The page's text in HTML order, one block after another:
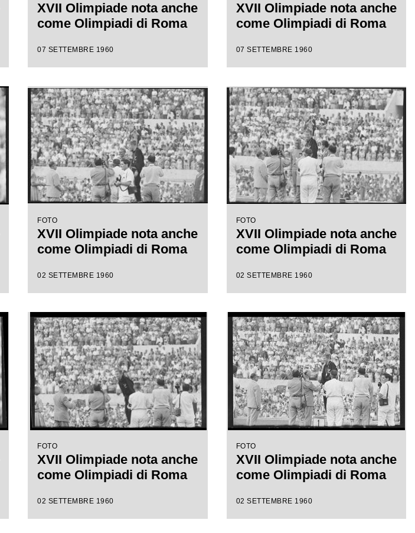
XVII Olimpiade nota anche
come Olimpiadi di Roma
07 SETTEMBRE 1960
XVII Olimpiade nota anche
come Olimpiadi di Roma
07 SETTEMBRE 1960
FOTO
XVII Olimpiade nota anche
come Olimpiadi di Roma
02 SETTEMBRE 1960
FOTO
XVII Olimpiade nota anche
come Olimpiadi di Roma
02 SETTEMBRE 1960
FOTO
XVII Olimpiade nota anche
come Olimpiadi di Roma
02 SETTEMBRE 1960
FOTO
XVII Olimpiade nota anche
come Olimpiadi di Roma
02 SETTEMBRE 1960